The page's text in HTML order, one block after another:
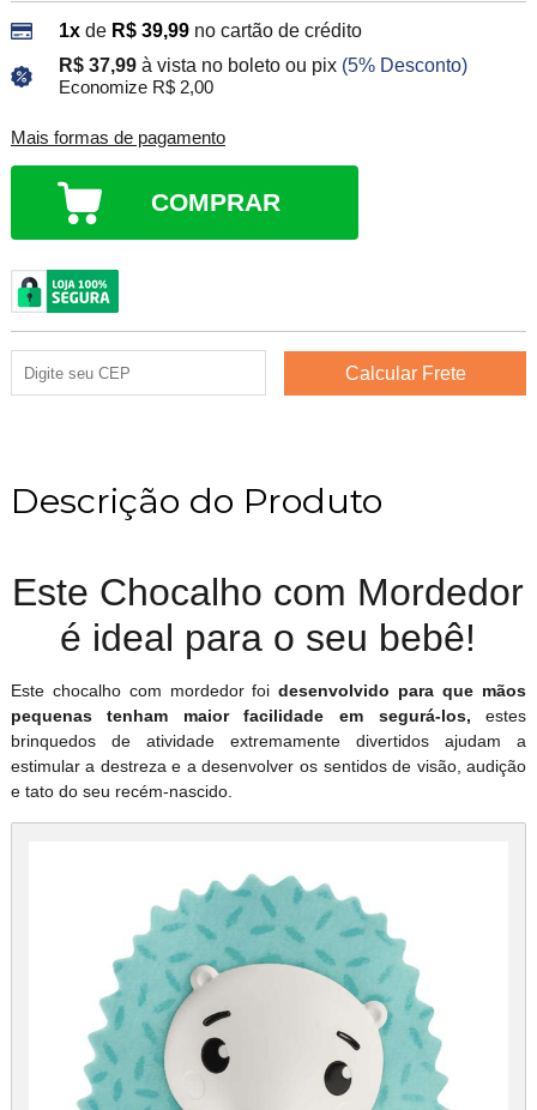
1xde R$ 39,99 no cartão de crédito
R$ 37,99 à vista no boleto ou pix (5% Desconto)
Economize R$ 2,00
Mais formas de pagamento
COMPRAR
Descrição do Produto
Este Chocalho com Mordedor
é ideal para o seu bebê!
Este chocalho com mordedor foidesenvolvido para que mãos
pequenas tenham maior facilidade em segurá-los, estes
brinquedos de atividade extremamente divertidos ajudam a
estimular a destreza e a desenvolver os sentidos de visão, audição
e tato do seu recém-nascido.